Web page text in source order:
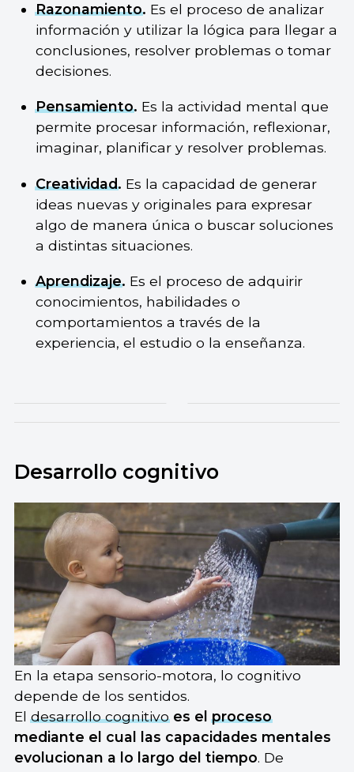
Razonamiento. Es el proceso de analizar
información y utilizar la lógica para llegar a
conclusiones, resolver problemas o tomar
decisiones.
Pensamiento. Es la actividad mental que
permite procesar información, reflexionar,
imaginar, planificar y resolver problemas.
Creatividad. Es la capacidad de generar
ideas nuevas y originales para expresar
algo de manera única o buscar soluciones
a distintas situaciones.
Aprendizaje. Es el proceso de adquirir
conocimientos, habilidades o
comportamientos a través de la
experiencia, el estudio o la enseñanza.
Desarrollo cognitivo
En la etapa sensorio-motora, lo cognitivo
depende de los sentidos.
Eldesarrollo cognitivo es elproceso
mediante el cual las capacidades mentales
evolucionan a lo largo del tiempo. De